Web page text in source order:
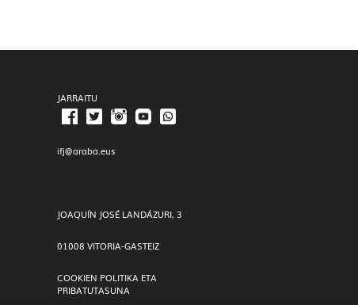
JARRAITU
ifj@araba.eus
JOAQUÍN JOSÉ LANDÁZURI, 3
01008 VITORIA-GASTEIZ
COOKIEN POLITIKA ETA
PRIBATUTASUNA